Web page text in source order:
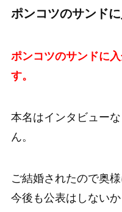
ポンコツのサンド
ポンコツのサンドに
す。
本名はインタビュー
ん。
ご結婚されたので奥
今後も公表はしないか